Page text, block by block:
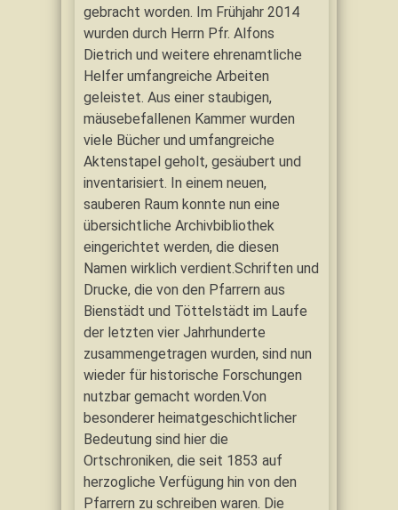
gebracht worden. Im Frühjahr 2014
wurden durch Herrn Pfr. Alfons
Dietrich und weitere ehrenamtliche
Helfer umfangreiche Arbeiten
geleistet. Aus einer staubigen,
mäusebefallenen Kammer wurden
viele Bücher und umfangreiche
Aktenstapel geholt, gesäubert und
inventarisiert. In einem neuen,
sauberen Raum konnte nun eine
übersichtliche Archivbibliothek
eingerichtet werden, die diesen
Namen wirklich verdient.Schriften und
Drucke, die von den Pfarrern aus
Bienstädt und Töttelstädt im Laufe
der letzten vier Jahrhunderte
zusammengetragen wurden, sind nun
wieder für historische Forschungen
nutzbar gemacht worden.Von
besonderer heimatgeschichtlicher
Bedeutung sind hier die
Ortschroniken, die seit 1853 auf
herzogliche Verfügung hin von den
Pfarrern zu schreiben waren. Die